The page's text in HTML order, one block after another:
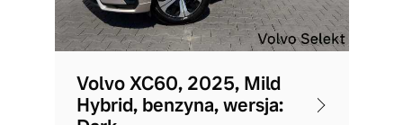
Volvo XC60, 2025, Mild
Hybrid, benzyna, wersja: